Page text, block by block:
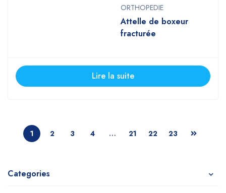
Categories
ORTHOPEDIE
Attelle de boxeur
fracturée
Lire la suite
1 2 3 4 … 21 22 23